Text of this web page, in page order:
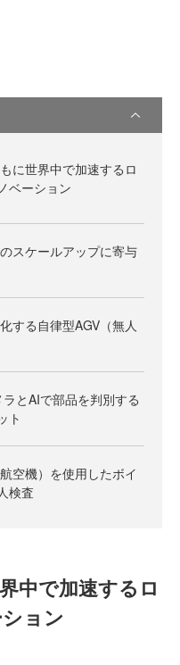
に世界中で加速するロ
ベーション
スケールアップに寄与
する自律型AGV（無人
とAIで部品を判別する
ト
空機）を使用したボイ
検査
中で加速するロ
ョン